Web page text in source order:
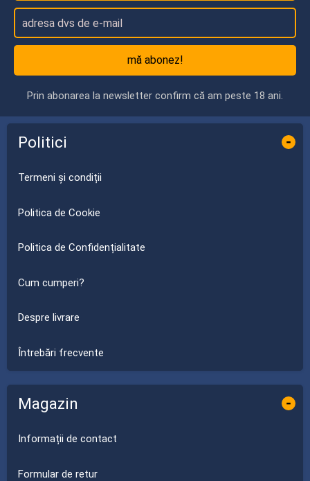
mă abonez!
Prin abonarea la newsletter confirm că am peste 18 ani.
Politici -
Termeni și condiții
Politica de Cookie
Politica de Confidențialitate
Cum cumperi?
Despre livrare
Întrebări frecvente
Magazin -
Informații de contact
Formular de retur